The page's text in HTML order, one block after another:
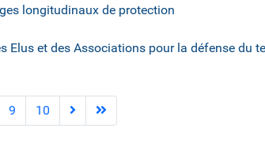
longitudinaux de protection
Elus et des Associations pour la défense du
9 10